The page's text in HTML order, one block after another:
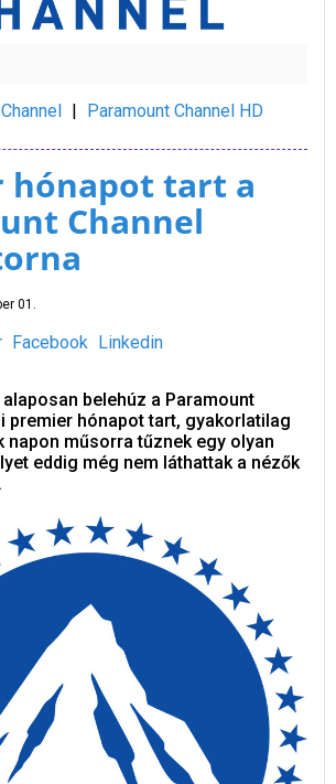
| Paramount Channel HD
hónapot tart a
Channel
01.
Facebook Linkedin
belehúz a Paramount
premier hónapot tart, gyakorlatilag
napon műsorra tűznek egy olyan
eddig még nem láthattak a nézők